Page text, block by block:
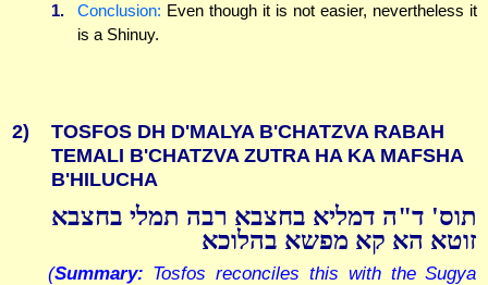
1. Conclusion: Even though it is not easier, nevertheless it
is a Shinuy.
2)
TOSFOS DH D'MALYA B'CHATZVA RABAH
TEMALI B'CHATZVA ZUTRA HA KA MAFSHA
B'HILUCHA
תוס' ד"ה דמליא בחצבא רבה תמלי בחצבא
זוטא הא קא מפשא בהלוכא
(Summary: Tosfos reconciles this with the Sugya